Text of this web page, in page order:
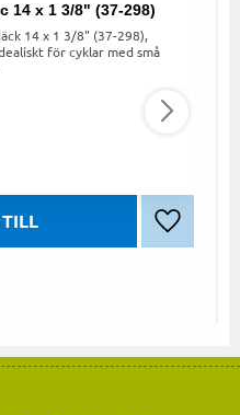
14 x 1 3/8" (37-298)
14 x 1 3/8" (37-298),
för cyklar med små
Lägg till